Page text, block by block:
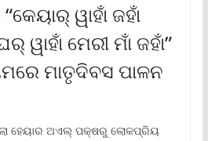
ୱାହାଁ ଜହାଁ
ୱାହାଁ ମେରୀ ମାଁ ଜହାଁ”
ମାତୃଦିବସ ପାଳନ
ହେୟାର ଅଏଲ୍ ପକ୍ଷରୁ ଲୋକପ୍ରିୟ